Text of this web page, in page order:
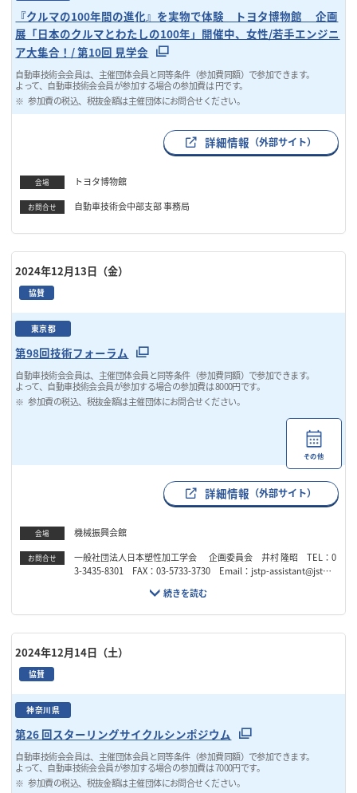
『クルマの100年間の進化』を実物で体験 トヨタ博物館 企画
展「日本のクルマとわたしの100年」開催中、女性/若手エンジニ
ア大集合！/ 第10回 見学会
自動車技術会会員は、主催団体会員と同等条件（参加費同額）で参加できます。
よって、自動車技術会会員が参加する場合の参加費は 円です。
参加費の税込、税抜金額は主催団体にお問合せください。
詳細情報 （外部サイト）
会場 トヨタ博物館
お問合せ 自動車技術会中部支部 事務局
2024年12月13日（金）
協賛
東京都
第98回技術フォーラム
自動車技術会会員は、主催団体会員と同等条件（参加費同額）で参加できます。
よって、自動車技術会会員が参加する場合の参加費は 8000円です。
参加費の税込、税抜金額は主催団体にお問合せください。
その他
詳細情報 （外部サイト）
会場 機械振興会館
お問合せ
一般社団法人日本塑性加工学会 企画委員会 井村 隆昭 TEL：0
3-3435-8301 FAX：03-5733-3730 Email：jstp-assistant@jstp.o
2024年12月14日（土）
協賛
神奈川県
第26 回スターリングサイクルシンポジウム
自動車技術会会員は、主催団体会員と同等条件（参加費同額）で参加できます。
よって、自動車技術会会員が参加する場合の参加費は 7000円です。
参加費の税込、税抜金額は主催団体にお問合せください。